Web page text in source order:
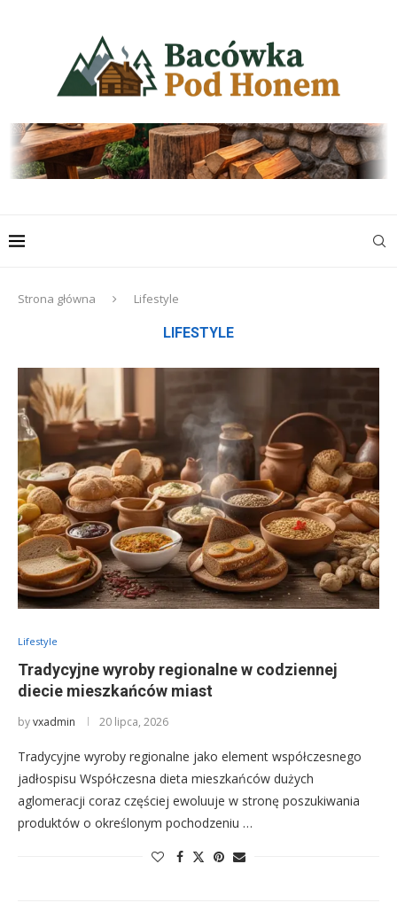
Strona główna Lifestyle
LIFESTYLE
Lifestyle
Tradycyjne wyroby regionalne w codziennej
diecie mieszkańców miast
byvxadmin 20 lipca, 2026
Tradycyjne wyroby regionalne jako element współczesnego
jadłospisu Współczesna dieta mieszkańców dużych
aglomeracji coraz częściej ewoluuje w stronę poszukiwania
produktów o określonym pochodzeniu …